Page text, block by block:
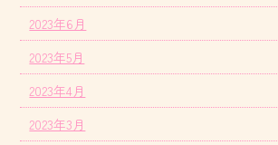
2023年6月
2023年5月
2023年4月
2023年3月